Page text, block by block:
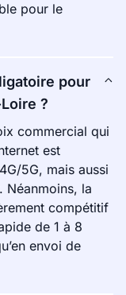
pour le
pour
?
commercial qui
est
5G, mais aussi
Néanmoins, la
compétitif
de 1 à 8
envoi de